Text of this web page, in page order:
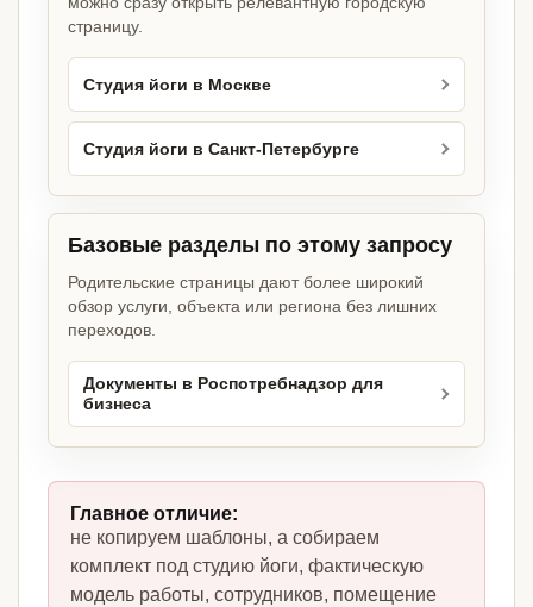
страницу.
Студия йоги в Москве
Студия йоги в Санкт-Петербурге
Базовые разделы по этому запросу
Родительские страницы дают более широкий
обзор услуги, объекта или региона без лишних
переходов.
Документы в Роспотребнадзор для
бизнеса
Главное отличие:
не копируем шаблоны, а собираем
комплект под студию йоги, фактическую
модель работы, сотрудников, помещение